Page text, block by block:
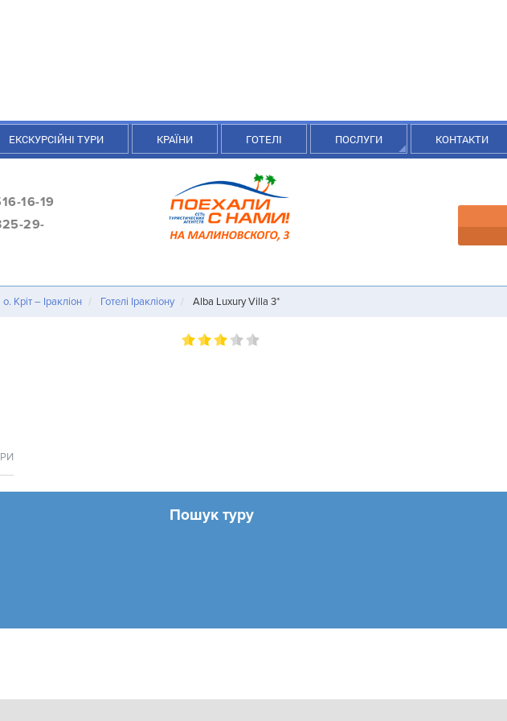
ЕКСКУРСІЙНІ ТУРИ КРАЇНИ ГОТЕЛІ ПОСЛУГИ КОНТАКТИ
16-19
29-
о. Кріт – Іракліон Готелі Іракліону Alba Luxury Villa 3*
Пошук туру